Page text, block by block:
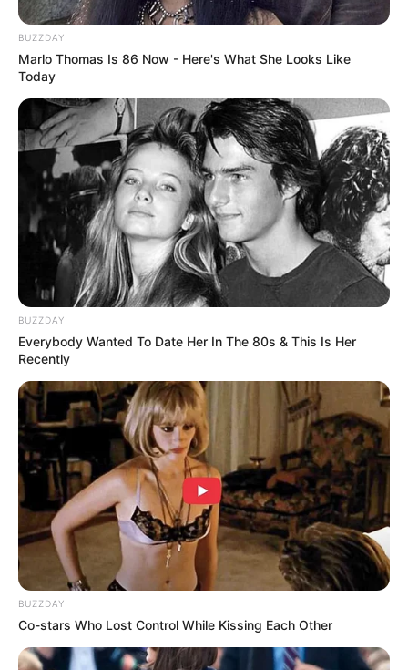
Ambyar! 10 Kalimat Baper
Pakai Bahasa Jawa Ini Bikin
Galau Abis
Fail! 10 Potret Makanan Gagal
Dimasak yang Bikin Kamu
Nggak Selera
10 Pose Manekin Anti
Mainstream yang Konyol
Banget
BUZZDAY
Marlo Thomas Is 86 Now - Here's What She Looks Like
Today
BUZZDAY
Everybody Wanted To Date Her In The 80s & This Is Her
Recently
BUZZDAY
Co-stars Who Lost Control While Kissing Each Other